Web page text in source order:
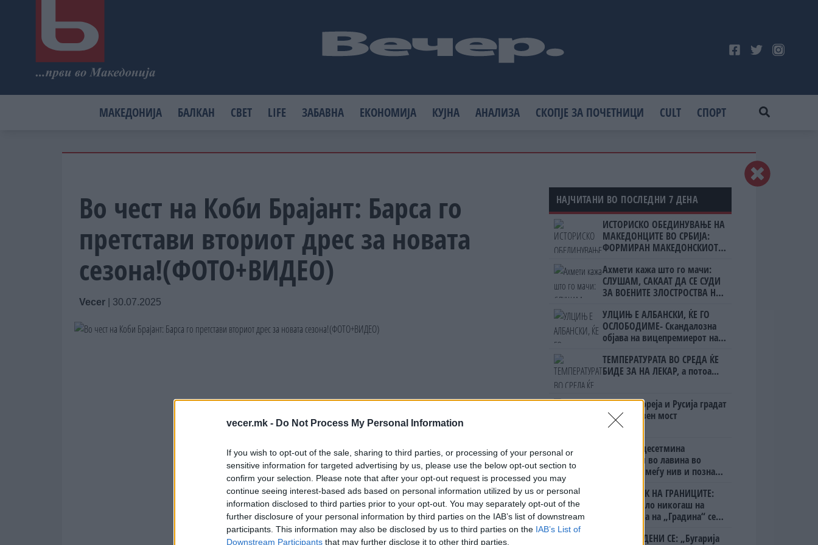
vecer.mk - Do Not Process My Personal Information
If you wish to opt-out of the sale, sharing to third parties, or processing of your personal or
sensitive information for targeted advertising by us, please use the below opt-out section to
confirm your selection. Please note that after your opt-out request is processed you may
continue seeing interest-based ads based on personal information utilized by us or personal
information disclosed to third parties prior to your opt-out. You may separately opt-out of the
further disclosure of your personal information by third parties on the IAB’s list of downstream
participants. This information may also be disclosed by us to third parties on the IAB’s List of
Downstream Participants that may further disclose it to other third parties.
МАКЕДОНИЈА БАЛКАН СВЕТ LIFE ЗАБАВНА ЕКОНОМИЈА КУЈНА АНАЛИЗА СКОПЈЕ ЗА ПОЧЕТНИЦИ CULT СПОРТ
Во чест на Коби Брајант: Барса го
претстави вториот дрес за новата
сезона!(ФОТО+ВИДЕО)
Vecer 30.07.2025
НАЈЧИТАНИ ВО ПОСЛЕДНИ 7 ДЕНА
ИСТОРИСКО ОБЕДИНУВАЊЕ НА
МАКЕДОНЦИТЕ ВО СРБИЈА:
ФОРМИРАН МАКЕДОНСКИОТ
Ахмети кажа што го мачи:
СЛУШАМ, САКААТ ДА СЕ СУДИ
ЗА ВОЕНИТЕ ЗЛОСТРОСТВА НА
УЛЦИЊ Е АЛБАНСКИ, ЌЕ ГО
ОСЛОБОДИМЕ- Скандалозна
објава на вицепремиерот на
ТЕМПЕРАТУРАТА ВО СРЕДА ЌЕ
БИДЕ ЗА НА ЛЕКАР, а потоа...
Северна Кореја и Русија градат
мистериозен мост
Исчезнаа десетмина
алпинисти во лавина во
Пакистан- меѓу нив и познат
БЕЛ ШТРАЈК НА ГРАНИЦИТЕ:
Вака не било никогаш на
„Евзони“, а на „Градина“ се
ПРЕДУПРЕДЕНИ СЕ: „Бугарија